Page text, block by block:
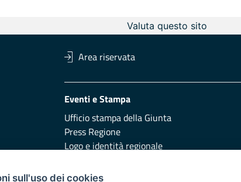
Valuta questo sito
Area riservata
Eventi e Stampa
Ufficio stampa della Giunta
Press Regione
Logo e identità regionale
Redazione
sull'uso dei cookies